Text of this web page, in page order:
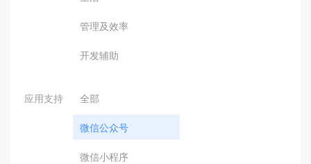
管理及效率
开发辅助
应用支持 全部
微信公众号
微信小程序